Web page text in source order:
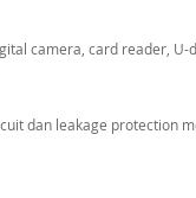
camera, card reader, U-
dan leakage protection